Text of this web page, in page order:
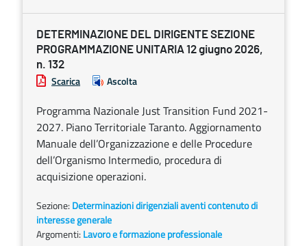
DETERMINAZIONE DEL DIRIGENTE SEZIONE
PROGRAMMAZIONE UNITARIA 12 giugno 2026,
n. 132
Scarica Ascolta
Programma Nazionale Just Transition Fund 2021-
2027. Piano Territoriale Taranto. Aggiornamento
Manuale dell’Organizzazione e delle Procedure
dell’Organismo Intermedio, procedura di
acquisizione operazioni.
Sezione: Determinazioni dirigenziali aventi contenuto di
interesse generale
Argomenti: Lavoro e formazione professionale